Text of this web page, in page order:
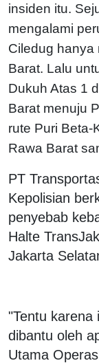
insiden itu.
mengalami
Ciledug hanya
Barat. Lalu
Dukuh Atas 1
Barat menuju
rute Puri Beta-
Rawa Barat
PT
Kepolisian
penyebab
Halte
Jakarta
"Tentu karena
dibantu oleh
Utama